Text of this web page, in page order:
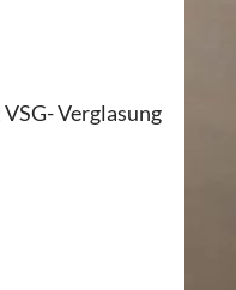
Verglasung